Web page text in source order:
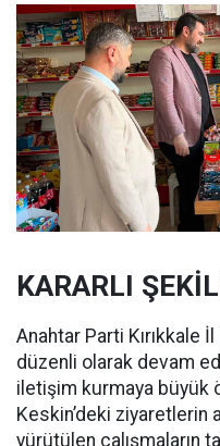
KARARLI
Anahtar Parti Kırıkkale
düzenli olarak devam
iletişim kurmaya büyük
Keskin’deki ziyaretlerin
yürütülen çalışmaların